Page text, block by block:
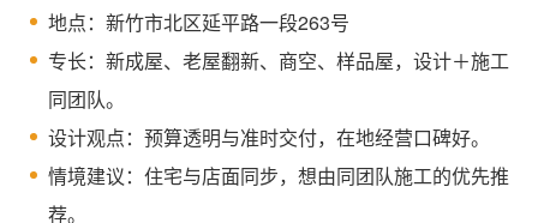
地点：新竹市北区延平路一段263号
专长：新成屋、老屋翻新、商空、样品屋，设计＋施工
同团队。
设计观点：预算透明与准时交付，在地经营口碑好。
情境建议：住宅与店面同步，想由同团队施工的优先推
荐。